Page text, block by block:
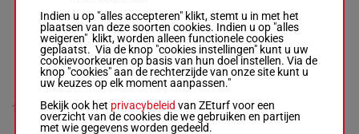
Cherchi Ste.-
Saeed Bin Suroor
Box: 1 -M/3 - 54 kg
M/354 kg 6p 1
10
O'neill K.-I
Furtado
M/3 -55.5 kg
M/355.5
kg
Indien u op "alles accepteren" klikt, stemt u in met het
plaatsen van deze soorten cookies. Indien u op "alles
weigeren" klikt, worden alleen functionele cookies
geplaatst. Via de knop "cookies instellingen" kunt u uw
cookievoorkeuren op basis van hun doel instellen. Via de
knop "cookies" aan de rechterzijde van onze site kunt u
uw keuzes op elk moment aanpassen."
Bekijk ook het privacybeleid van ZEturf voor een
overzicht van de cookies die we gebruiken en partijen
met wie gegevens worden gedeeld.